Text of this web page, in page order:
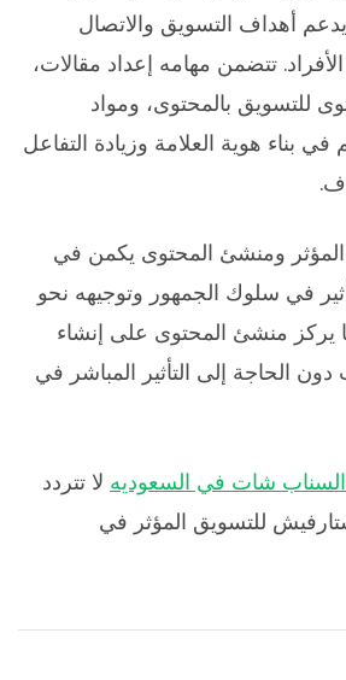
أهداف التسويق والاتصال
الأفراد. تتضمن مهامه إعداد مقالات،
للتسويق بالمحتوى، ومواد
بناء هوية العلامة وزيادة التفاعل
المؤثر ومنشئ المحتوى يكمن في
في سلوك الجمهور وتوجيهه نحو
يركز منشئ المحتوى على إنشاء
الحاجة إلى التأثير المباشر في
شات في السعوديه لا تتردد
للتسويق المؤثر في